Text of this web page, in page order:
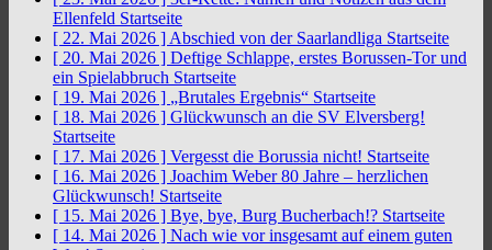
Ellenfeld Startseite
[ 22. Mai 2026 ] Abschied von der Saarlandliga Startseite
[ 20. Mai 2026 ] Deftige Schlappe, erstes Borussen-Tor und
ein Spielabbruch Startseite
[ 19. Mai 2026 ] „Brutales Ergebnis“ Startseite
[ 18. Mai 2026 ] Glückwunsch an die SV Elversberg!
Startseite
[ 17. Mai 2026 ] Vergesst die Borussia nicht! Startseite
[ 16. Mai 2026 ] Joachim Weber 80 Jahre – herzlichen
Glückwunsch! Startseite
[ 15. Mai 2026 ] Bye, bye, Burg Bucherbach!? Startseite
[ 14. Mai 2026 ] Nach wie vor insgesamt auf einem guten